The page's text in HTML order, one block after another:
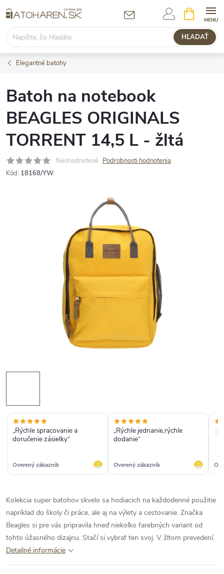
na
obsah
HĽADAŤ
KOŠÍK
Elegantné batohy
Batoh na notebook
BEAGLES ORIGINALS
TORRENT 14,5 L - žltá
Neohodnotené Podrobnosti hodnotenia
Kód: 18168/YW
„Rýchle spracovanie a
doručenie zásielky“
Overený zákazník
„Rýchle jednanie,rýchle
dodanie“
Overený zákazník
Kolekcia super batohov skvelo sa hodiacich na každodenné použitie
napríklad do školy či práce, ale aj na výlety a cestovanie. Značka
Beagles si pre vás pripravila hneď niekoľko farebných variant od
tohto úžasného dizajnu. Stačí si vybrať ten svoj. V žltom prevedení.
Detailné informácie